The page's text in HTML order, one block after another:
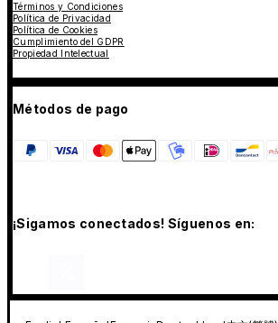
Términos y Condiciones
Política de Privacidad
Política de Cookies
Cumplimiento del GDPR
Propiedad Intelectual
Métodos de pago
¡Sigamos conectados! Síguenos en: